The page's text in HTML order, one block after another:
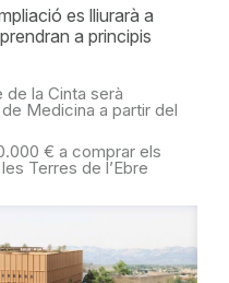
es lliurarà a
a principis
de la Cinta serà
Medicina a partir del
€ a comprar els
Terres de l’Ebre